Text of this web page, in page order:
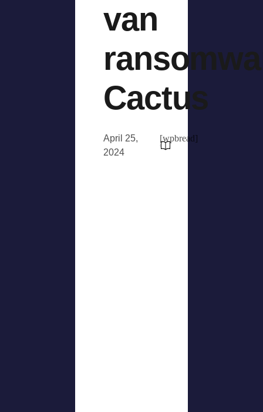
van
Cactus
April 25,
2024
[wpbread]